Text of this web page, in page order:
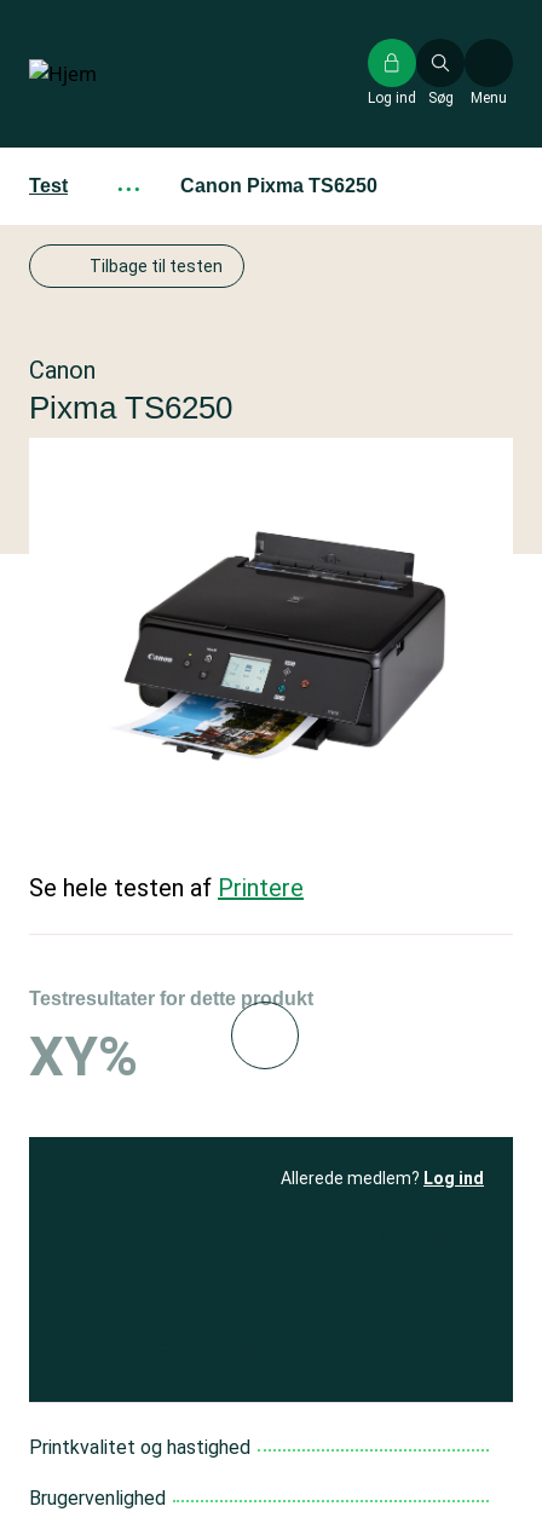
hovedindhold
Søg
Log ind Menu
Test ··· Canon Pixma TS6250
Tilbage til testen
Canon
Pixma TS6250
Se hele testen af Printere
Testresultater for dette produkt
XY%
Allerede medlem? Log ind
Printkvalitet og hastighed
Brugervenlighed